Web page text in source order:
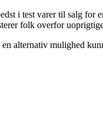
i test varer til salg
folk overfor
alternativ mulighed